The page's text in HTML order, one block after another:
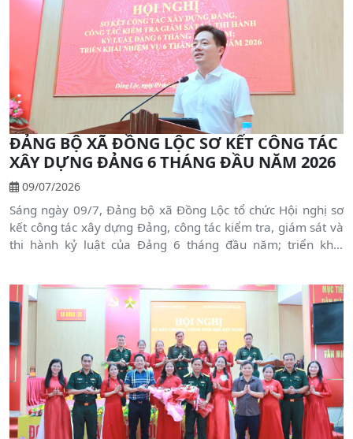
ĐẢNG BỘ XÃ ĐỒNG LỘC SƠ KẾT CÔNG TÁC
XÂY DỰNG ĐẢNG 6 THÁNG ĐẦU NĂM 2026
09/07/2026
Sáng ngày 09/7, Đảng bộ xã Đồng Lộc tổ chức Hội nghị sơ
kết công tác xây dựng Đảng, công tác kiểm tra, giám sát và
thi hành kỷ luật của Đảng 6 tháng đầu năm; triển khai
ủy. Chủ trì hội nghị có đồng chí Dương Văn Tuấn - Bí thư
Đảng ủy, Chủ tịch HĐND xã; đồng chí Nguyễn Thị Thu Hiền -
Phó Bí thư Thường trực Đảng ủy; đồng chí Bùi Chiến Thắng -
Phó Bí thư Đảng ủy, Chủ tịch UBND xã.